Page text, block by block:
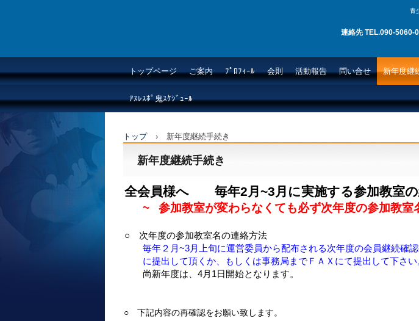
安原スポーツクラブ
青
連絡先 TEL.090-
トップページ ご案内 ﾌﾟﾛﾌｨｰﾙ 会則 活動報告 問い合せ 新年度継
ｱｽﾚｽﾎﾟ鬼ｽｹｼﾞｭｰﾙ
トップ › 新年度継続手続き
新年度継続手続き
全会員様へ 毎年2月~3月に実施する参加教室の
~ 参加教室が変わらなくても必ず次年度の参加教室
○ 次年度の参加教室名の連絡方法
毎年２月~3月上旬に運営委員から配布される次年度の会員継続確
に提出して頂くか、もしくは事務局までＦＡＸにて提出して下さい
尚新年度は、4月1日開始となります。
○ 下記内容の再確認をお願い致します。